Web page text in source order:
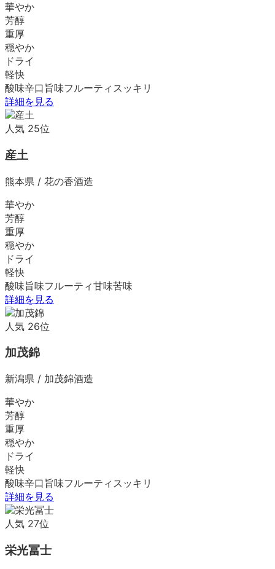
華やか
芳醇
重厚
穏やか
ドライ
軽快
酸味辛口 旨味フルーティ スッキリ
詳細を見る
人気 25位
産土
熊本県 / 花の香酒造
華やか
芳醇
重厚
穏やか
ドライ
軽快
酸味旨味フルーティ甘味苦味
詳細を見る
人気 26位
加茂錦
新潟県 / 加茂錦酒造
華やか
芳醇
重厚
穏やか
ドライ
軽快
酸味辛口 旨味フルーティ スッキリ
詳細を見る
人気 27位
栄光冨士